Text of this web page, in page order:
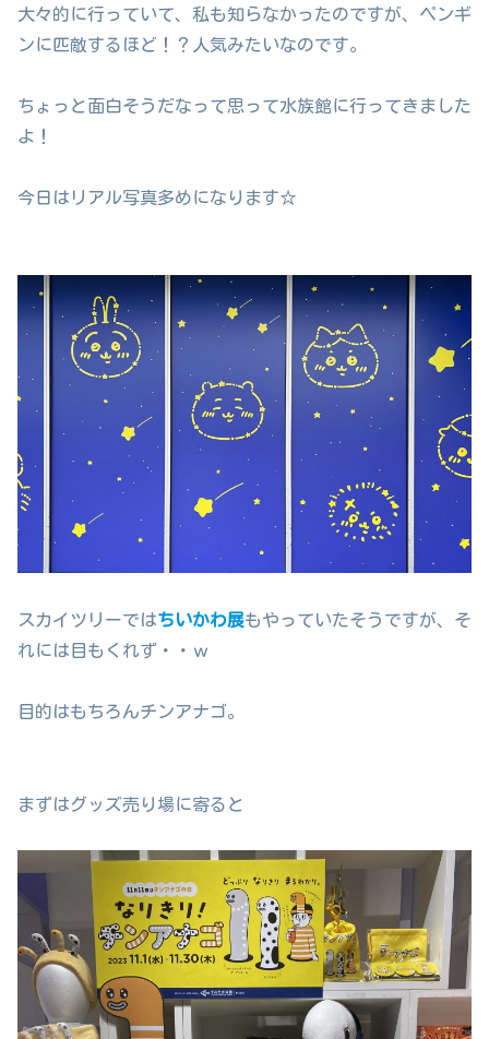
大々的に行っていて、私も知らなかったのですが、ペンギ
ンに匹敵するほど！？人気みたいなのです。
ちょっと面白そうだなって思って水族館に行ってきました
よ！
今日はリアル写真多めになります☆
スカイツリーではちいかわ展もやっていたそうですが、そ
れには目もくれず・・ｗ
目的はもちろんチンアナゴ。
まずはグッズ売り場に寄ると